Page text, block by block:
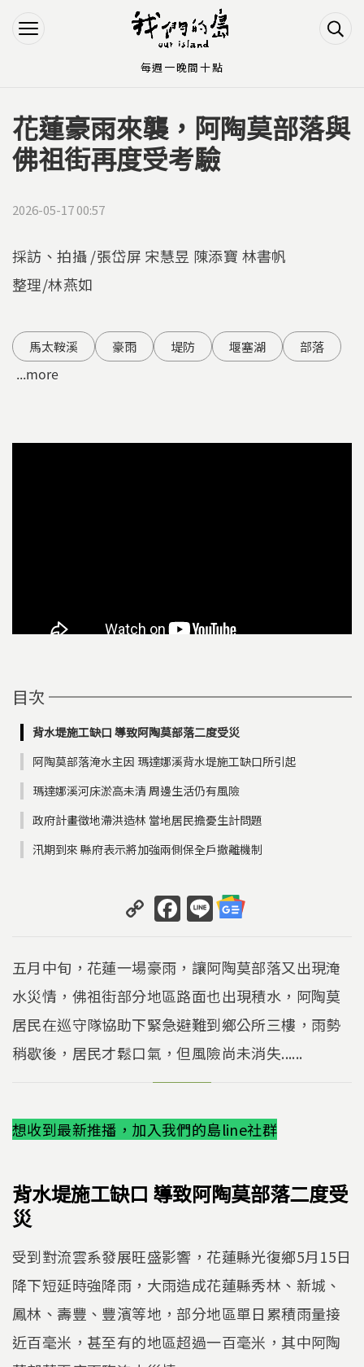
Jump to Navigation
Jump to Main content
您在這裡
花蓮豪雨來襲，阿陶莫部落與
佛祖街再度受考驗
2026-05-17 00:57
採訪、拍攝 /張岱屏 宋慧昱 陳添寶 林書帆
整理/林燕如
馬太鞍溪 豪雨 堤防 堰塞湖 部落
...more
目次
背水堤施工缺口 導致阿陶莫部落二度受災
阿陶莫部落淹水主因 瑪達娜溪背水堤施工缺口所引起
瑪達娜溪河床淤高未清 周邊生活仍有風險
政府計畫徵地滯洪造林 當地居民擔憂生計問題
汛期到來 縣府表示將加強兩側保全戶撤離機制
C
o
p
y
Li
n
k
F
a
c
e
b
o
o
k
Li
n
e
五月中旬，花蓮一場豪雨，讓阿陶莫部落又出現淹
水災情，佛祖街部分地區路面也出現積水，阿陶莫
居民在巡守隊協助下緊急避難到鄉公所三樓，雨勢
稍歇後，居民才鬆口氣，但風險尚未消失......
想收到最新推播，加入我們的島line社群
背水堤施工缺口 導致阿陶莫部落二度受
災
受到對流雲系發展旺盛影響，花蓮縣光復鄉5月15日
降下短延時強降雨，大雨造成花蓮縣秀林、新城、
鳳林、壽豐、豐濱等地，部分地區單日累積雨量接
近百毫米，甚至有的地區超過一百毫米，其中阿陶
每週一晚間十點